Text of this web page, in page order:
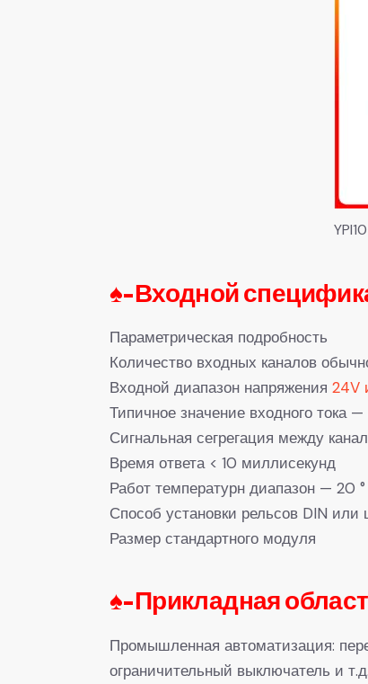
♠-Входной
Параметрическая подробность
Количество входных каналов
Входной диапазон напряжения 24V
Типичное значение входного тока
Сигнальная сегрегация между
Время ответа < 10 миллисекунд
Работ температурн диапазон — 20
Способ установки рельсов DIN или
Размер стандартного модуля
♠-Прикладная
Промышленная автоматизация:
ограничительный выключатель и т.д.